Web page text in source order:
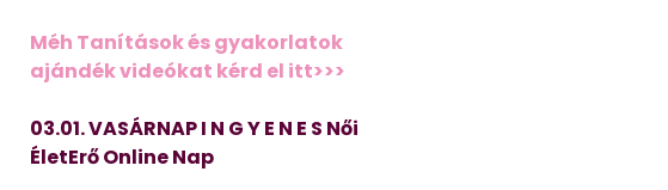
Méh Tanítások és gyakorlatok
ajándék videókat kérd el itt>>>
03.01. VASÁRNAP I N G Y E N E S Női
ÉletErő Online Nap